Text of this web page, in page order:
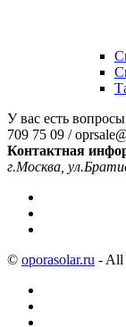
У вас есть
709 75 09 /
Контактная
г.Москва,
© oporasolar.ru - All